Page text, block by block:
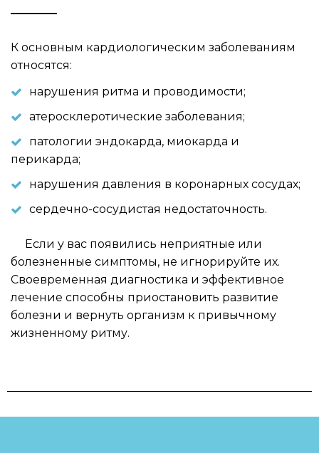
К основным кардиологическим заболеваниям
относятся:
нарушения ритма и проводимости;
атеросклеротические заболевания;
патологии эндокарда, миокарда и
перикарда;
нарушения давления в коронарных сосудах;
сердечно-сосудистая недостаточность.
Если у вас появились неприятные или
болезненные симптомы, не игнорируйте их.
Своевременная диагностика и эффективное
лечение способны приостановить развитие
болезни и вернуть организм к привычному
жизненному ритму.